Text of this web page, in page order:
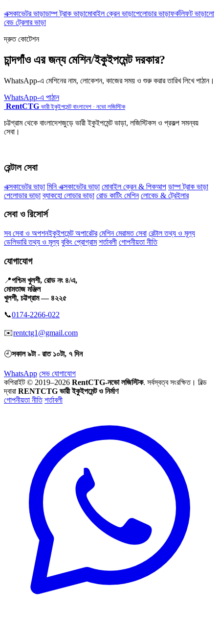
এক্সকাভেটর ভাড়াডাম্প ট্রাক ভাড়ামোবাইল ক্রেন ভাড়াপেলোডার ভাড়াফর্কলিফট ভাড়ালো
বেড ট্রেলার ভাড়া
দ্রুত কোটেশন
চান্দগাঁও এর জন্য মেশিন/ইকুইপমেন্ট দরকার?
WhatsApp-এ মেশিনের নাম, লোকেশন, কাজের সময় ও শুরু করার তারিখ লিখে পাঠান।
WhatsApp-এ পাঠান
RentCTG ভারী ইকুইপমেন্ট বাংলাদেশ · নভো লজিস্টিক
চট্টগ্রাম থেকে বাংলাদেশজুড়ে ভারী ইকুইপমেন্ট ভাড়া, লজিস্টিকস ও প্রকল্প সমন্বয়
সেবা।
রেন্টাল সেবা
এক্সকাভেটর ভাড়া মিনি এক্সকাভেটর ভাড়া মোবাইল ক্রেন & পিকআপ ডাম্প ট্রাক ভাড়া
পেলোডার ভাড়া ব্যাকহো লোডার ভাড়া রোড কাটিং মেশিন লোবেড & ট্রেইলার
সেবা ও রিসোর্স
সব সেবা ও অপশনইকুইপমেন্ট অপারেটর মেশিন মেরামত সেবা রেন্টাল তথ্য ও মূল্য
ডেলিভারি তথ্য ও মূল্য বুকিং প্রোগ্রাম শর্তাবলী গোপনীয়তা নীতি
যোগাযোগ
📍পশ্চিম খুলশী, রোড নং ৪/এ,
মোমতাজ মঞ্জিল
খুলশী, চট্টগ্রাম — ৪২২৫
📞0174-2266-022
✉️rentctg1@gmail.com
🕘সকাল ৯টা - রাত ১০টা, ৭ দিন
WhatsApp সেভ যোগাযোগ
কপিরাইট © 2019–2026 RentCTG-নভো লজিস্টিক. সর্বস্বত্ব সংরক্ষিত। বিল্ড
দ্বারা RENTCTG ভারী ইকুইপমেন্ট ও নির্মাণ
গোপনীয়তা নীতি শর্তাবলী